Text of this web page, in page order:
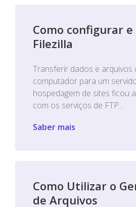
Como configurar
Filezilla
Transferir dados e arquivos
computador para um
hospedagem de sites ficou
com os serviços de FTP...
Saber mais
Como Utilizar o
de Arquivos